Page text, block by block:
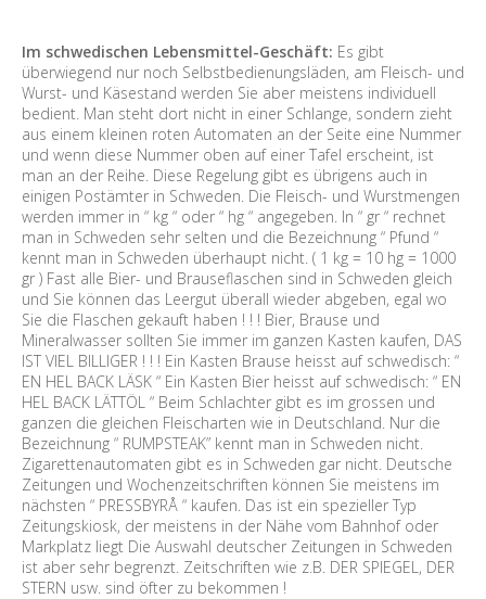
Im schwedischen Lebensmittel-Geschäft: Es gibt
überwiegend nur noch Selbstbedienungsläden, am Fleisch- und
Wurst- und Käsestand werden Sie aber meistens individuell
bedient. Man steht dort nicht in einer Schlange, sondern zieht
aus einem kleinen roten Automaten an der Seite eine Nummer
und wenn diese Nummer oben auf einer Tafel erscheint, ist
man an der Reihe. Diese Regelung gibt es übrigens auch in
einigen Postämter in Schweden. Die Fleisch- und Wurstmengen
werden immer in “ kg “ oder “ hg “ angegeben. In “ gr “ rechnet
man in Schweden sehr selten und die Bezeichnung “ Pfund “
kennt man in Schweden überhaupt nicht. ( 1 kg = 10 hg = 1000
gr ) Fast alle Bier- und Brauseflaschen sind in Schweden gleich
und Sie können das Leergut überall wieder abgeben, egal wo
Sie die Flaschen gekauft haben ! ! ! Bier, Brause und
Mineralwasser sollten Sie immer im ganzen Kasten kaufen, DAS
IST VIEL BILLIGER ! ! ! Ein Kasten Brause heisst auf schwedisch: “
EN HEL BACK LÄSK “ Ein Kasten Bier heisst auf schwedisch: “ EN
HEL BACK LÄTTÖL “ Beim Schlachter gibt es im grossen und
ganzen die gleichen Fleischarten wie in Deutschland. Nur die
Bezeichnung “ RUMPSTEAK” kennt man in Schweden nicht.
Zigarettenautomaten gibt es in Schweden gar nicht. Deutsche
Zeitungen und Wochenzeitschriften können Sie meistens im
nächsten “ PRESSBYRÅ “ kaufen. Das ist ein spezieller Typ
Zeitungskiosk, der meistens in der Nähe vom Bahnhof oder
Markplatz liegt Die Auswahl deutscher Zeitungen in Schweden
ist aber sehr begrenzt. Zeitschriften wie z.B. DER SPIEGEL, DER
STERN usw. sind öfter zu bekommen !